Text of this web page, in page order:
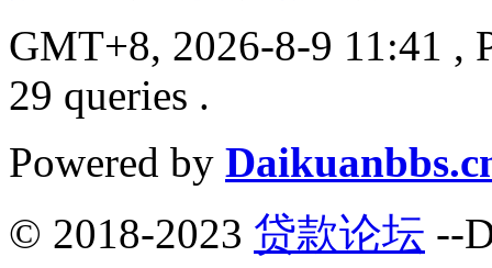
GMT+8, 2026-8-9 11:41 ,
29 queries .
Powered by
© 2018-2023 贷款论坛 --